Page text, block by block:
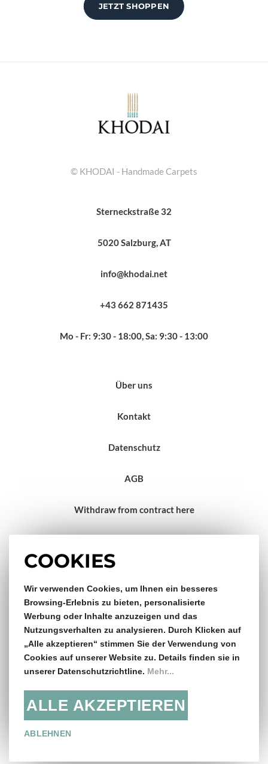
JETZT SHOPPEN
COOKIES
Wir verwenden Cookies, um Ihnen ein besseres
Browsing-Erlebnis zu bieten, personalisierte
Werbung oder Inhalte anzuzeigen und das
Nutzungsverhalten zu analysieren. Durch Klicken auf
„Alle akzeptieren“ stimmen Sie der Verwendung von
Cookies auf unserer Website zu. Details finden sie in
unserer Datenschutzrichtline. Mehr...
ALLE AKZEPTIEREN
ABLEHNEN
© KHODAI - Handmade Carpets
Sterneckstraße 32
5020 Salzburg, AT
info@khodai.net
+43 662 871435
Mo - Fr: 9:30 - 18:00, Sa: 9:30 - 13:00
Über uns
Kontakt
Datenschutz
AGB
Withdraw from contract here
Gratis Versand & Rückversand
ab €150,- Bestellwert
14 Tage Rückgaberecht